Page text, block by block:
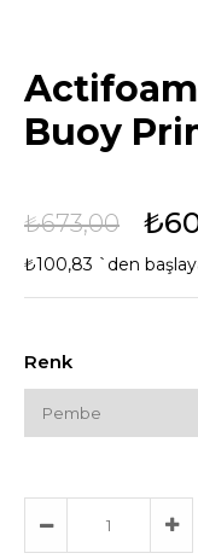
Buoy
₺673,00
₺100,83 `den
Renk